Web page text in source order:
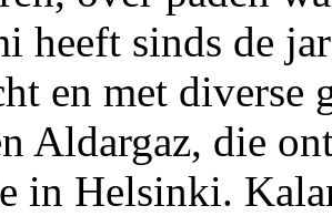
heeft sinds de
en met diverse
Aldargaz, die
in Helsinki.